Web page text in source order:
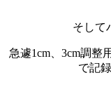
そして
急遽1cm、3cm調整
で記